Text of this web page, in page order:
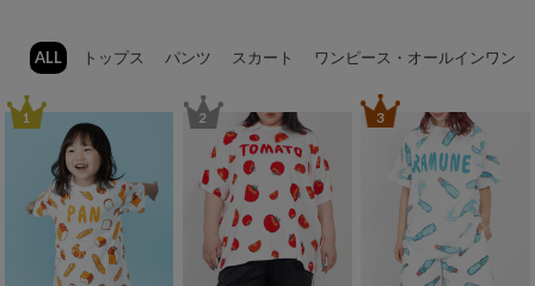
ALL トップス パンツ スカート ワンピース・オールインワン
1 2 3